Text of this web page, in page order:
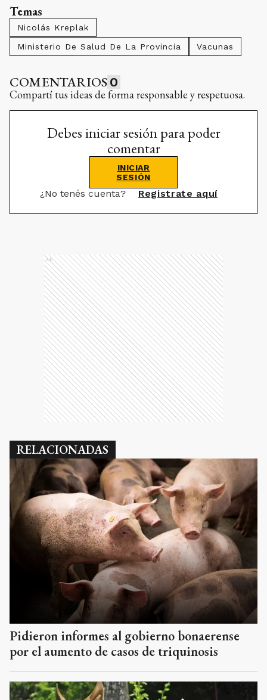
Temas
Nicolás Kreplak
Ministerio De Salud De La Provincia
Vacunas
COMENTARIOS 0
Compartí tus ideas de forma responsable y respetuosa.
Debes iniciar sesión para poder
comentar
INICIAR
SESIÓN
¿No tenés cuenta? Registrate aquí
Ads
RELACIONADAS
Pidieron informes al gobierno bonaerense
por el aumento de casos de triquinosis